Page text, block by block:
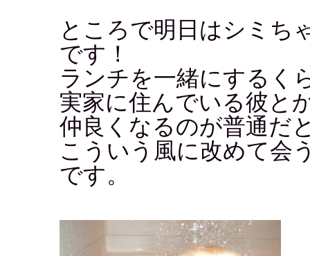
ところで明日はシミち
です！
ランチを一緒にするく
実家に住んでいる彼と
仲良くなるのが普通だ
こういう風に改めて会
です。